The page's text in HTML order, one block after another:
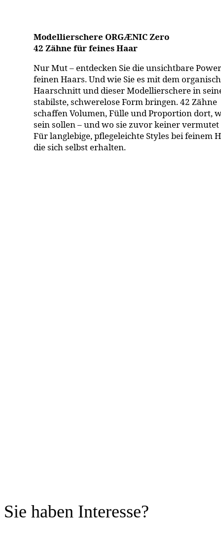
Modellierschere ORGÆNIC Zero
42 Zähne für feines Haar
Nur Mut – entdecken Sie die unsichtbare Power
feinen Haars. Und wie Sie es mit dem
Haarschnitt und dieser Modellierschere in
stabilste, schwerelose Form bringen. 42 Zähne
schaffen Volumen, Fülle und Proportion dort,
sein sollen – und wo sie zuvor keiner vermutet
Für langlebige, pflegeleichte Styles bei feinem
die sich selbst erhalten.
Sie haben Interesse?